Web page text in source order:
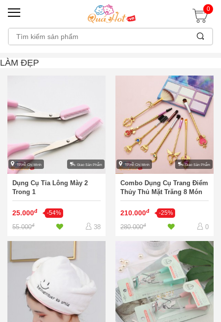
0
LÀM ĐẸP
TP.Hồ Chí Minh Giao Sản Phẩm
Dụng Cụ Tỉa Lông Mày 2
Trong 1
25.000đ -54%
55.000đ 38
TP.Hồ Chí Minh Giao Sản Phẩm
Combo Dụng Cụ Trang Điểm
Thủy Thủ Mặt Trăng 8 Món
210.000đ -25%
280.000đ 0